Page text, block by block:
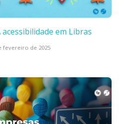
em Libras
fevereiro de 2025